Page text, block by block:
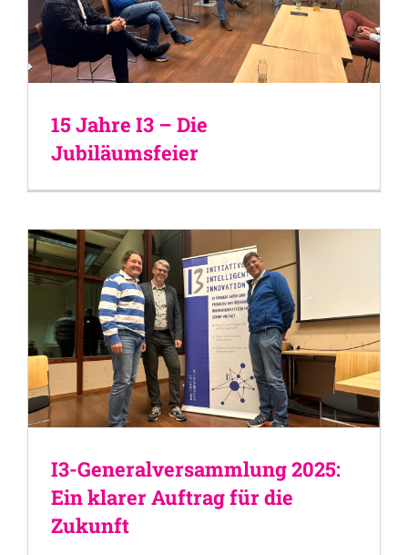
15 Jahre I3 – Die
Jubiläumsfeier
I3-Generalversammlung 2025:
Ein klarer Auftrag für die
Zukunft